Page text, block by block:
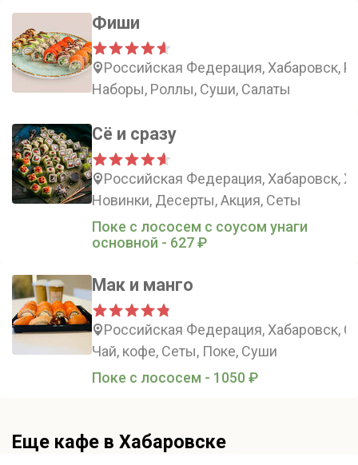
Фиши
Российская Федерация, Хабаровск,
Наборы, Роллы, Суши, Салаты
Сё и сразу
Российская Федерация, Хабаровск,
Новинки, Десерты, Акция, Сеты
Поке с лососем с соусом унаги
основной - 627 ₽
Мак и манго
Российская Федерация, Хабаровск,
Чай, кофе, Сеты, Поке, Суши
Поке с лососем - 1050 ₽
Еще кафе в Хабаровске